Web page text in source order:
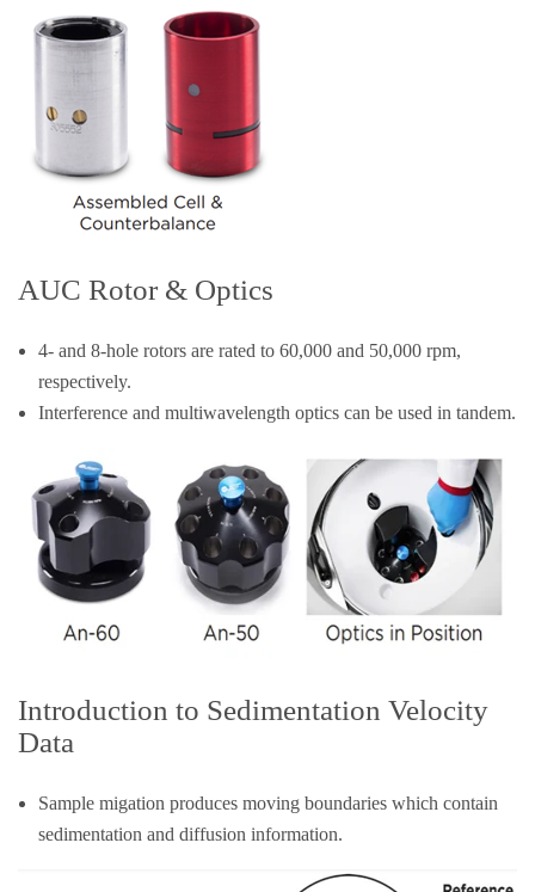
AUC Rotor & Optics
4- and 8-hole rotors are rated to 60,000 and 50,000 rpm,
respectively.
Interference and multiwavelength optics can be used in tandem.
Introduction to Sedimentation Velocity
Data
Sample migation produces moving boundaries which contain
sedimentation and diffusion information.